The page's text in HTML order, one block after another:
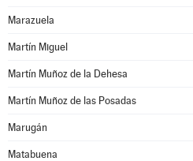
Marazuela
Martín Miguel
Martín Muñoz de la Dehesa
Martín Muñoz de las Posadas
Marugán
Matabuena